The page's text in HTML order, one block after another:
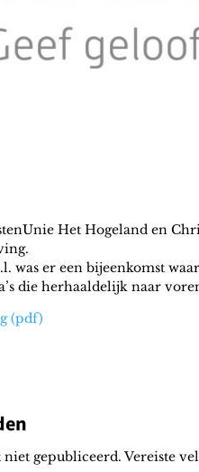
Het Hogeland en
was er een bijeenkomst
die herhaaldelijk naar
(pdf)
niet gepubliceerd. Vereiste